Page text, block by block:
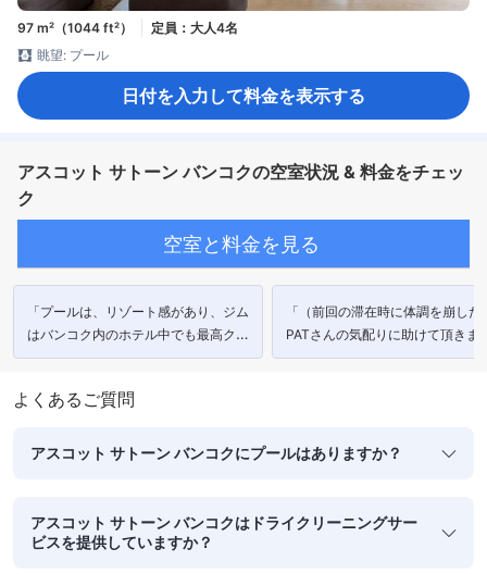
97 m²（1044 ft²）
定員：大人4名
眺望: プール
日付を入力して料金を表示する
アスコット サトーン バンコクの空室状況 & 料金をチェッ
ク
空室と料金を見る
「プールは、リゾート感があり、ジム
はバンコク内のホテル中でも最高クラ
スに広くて充実しています。」
「（前回の滞在時に体調を崩した
PATさんの気配りに助けて頂きま
た。ありがとうございました！）
よくあるご質問
アスコット サトーン バンコクにプールはありますか？
アスコット サトーン バンコクはドライクリーニングサー
ビスを提供していますか？